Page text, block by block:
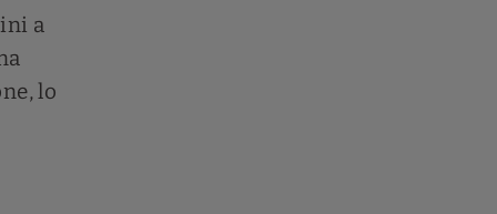
a
lo